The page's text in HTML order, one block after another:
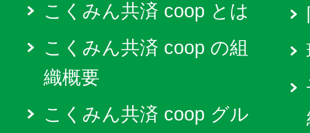
こくみん共済 coop とは
こくみん共済 coop の組
織概要
こくみん共済 coop グル